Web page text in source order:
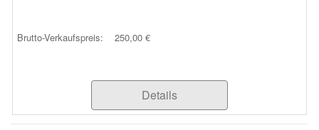
Brutto-Verkaufspreis: 250,00 €
Details